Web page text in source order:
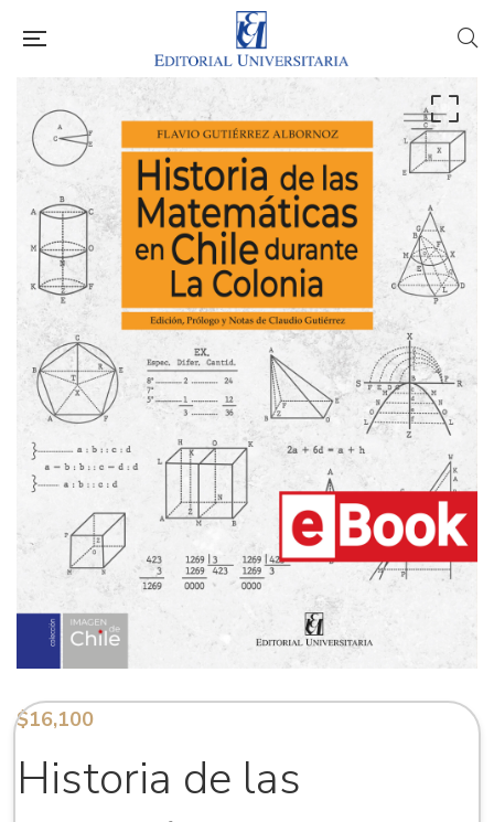
$16,100
Historia de las